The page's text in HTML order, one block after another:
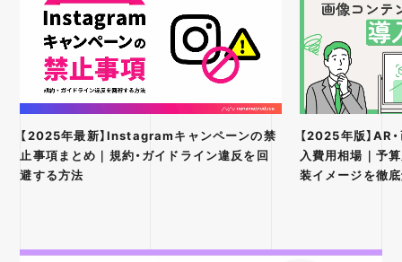
【2025年最新】Instagramキャンペーンの禁
止事項まとめ｜規約・ガイドライン違反を回
避する方法
【2025年版】AR
入費用相場｜予
装イメージを徹底